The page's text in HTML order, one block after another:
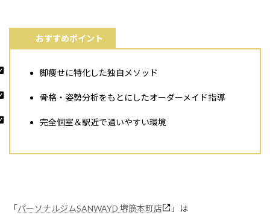
おすすめポイント
脚痩せに特化した独自メソッド
骨格・姿勢分析をもとにしたオーダーメイド指導
完全個室＆駅近で通いやすい環境
「パーソナルジムSANWAYD 堺筋本町店 」は